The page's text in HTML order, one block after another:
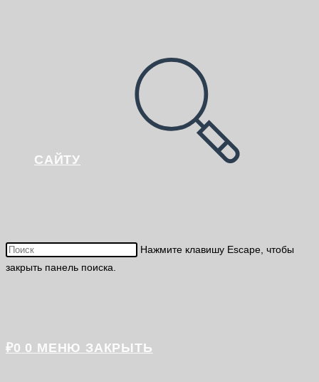
САЙТУ
Нажмите клавишу Escape, чтобы
закрыть панель поиска.
₽0 0 МЕНЮ ЗАКРЫТЬ